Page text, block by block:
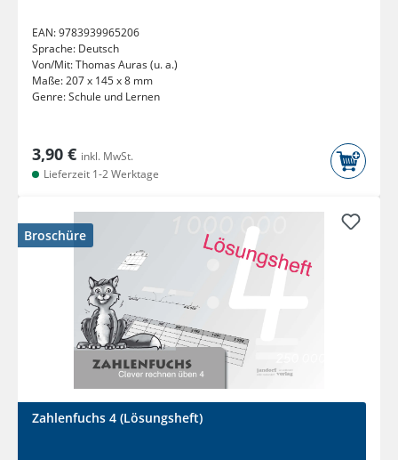
EAN:9783939965206
Sprache: Deutsch
Von/Mit:Thomas Auras (u. a.)
Maße:207 x 145 x 8 mm
Genre:Schule und Lernen
3,90 € inkl. MwSt.
Lieferzeit 1-2 Werktage
Broschüre
Zahlenfuchs 4 (Lösungsheft)